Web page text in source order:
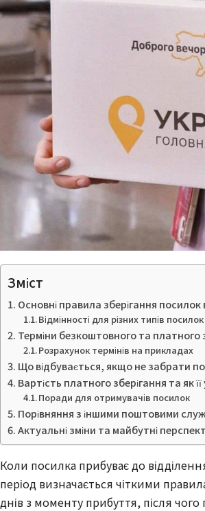
Зміст
Основні правила зберігання посилок
Відмінності для різних типів посилок
Терміни безкоштовного та платного
Розрахунок термінів на прикладах
Що відбувається, якщо не забрати
Вартість платного зберігання та як
Поради для отримувачів посилок
Порівняння з іншими поштовими
Актуальні зміни та майбутні
Коли посилка прибуває до
період визначається чіткими
днів з моменту прибуття, після